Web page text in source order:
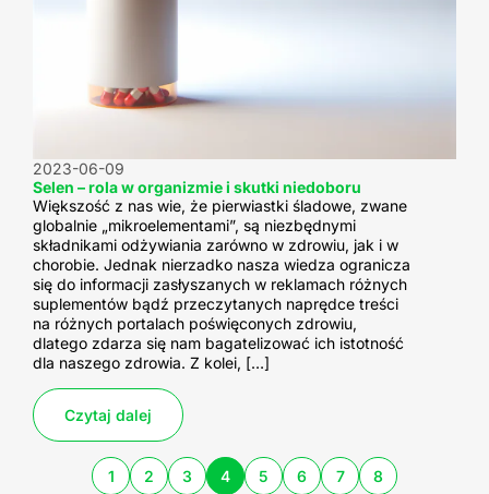
Selen – rola w organizmie i skutki niedoboru
2023-06-09
Większość z nas wie, że pierwiastki śladowe, zwane
globalnie „mikroelementami”, są niezbędnymi
składnikami odżywiania zarówno w zdrowiu, jak i w
chorobie. Jednak nierzadko nasza wiedza ogranicza
się do informacji zasłyszanych w reklamach różnych
suplementów bądź przeczytanych naprędce treści
na różnych portalach poświęconych zdrowiu,
dlatego zdarza się nam bagatelizować ich istotność
dla naszego zdrowia. Z kolei, […]
Czytaj dalej
1 2 3 4 5 6 7 8